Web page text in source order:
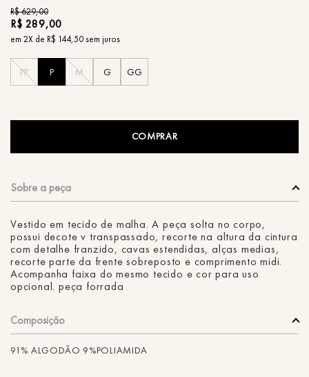
R$629,00
R$ 289,00
em 2X de R$ 144,50sem juros
PP P M G GG
COMPRAR
Vestido em tecido de malha. A peça solta no corpo,
possui decote v transpassado, recorte na altura da cintura
com detalhe franzido, cavas estendidas, alças medias,
recorte parte da frente sobreposto e comprimento midi.
Acompanha faixa do mesmo tecido e cor para uso
opcional. peça forrada
Composição
91% ALGODÃO 9%POLIAMIDA